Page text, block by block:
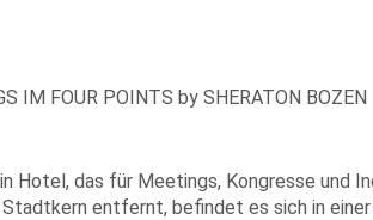
IM FOUR POINTS by SHERATON BOZEN
Hotel, das für Meetings, Kongresse und
entfernt, befindet es sich in